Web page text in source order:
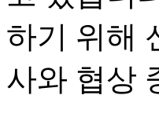
하기 위해
사와 협상